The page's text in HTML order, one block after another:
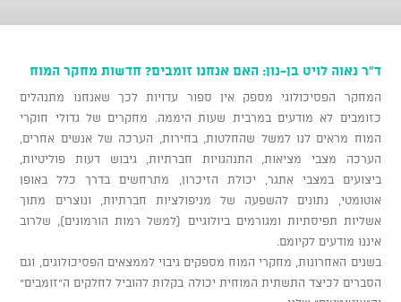
ד"ר נאוה לויט בן-נון: האם אנחנו זומבים? חדשות מחקר המוח
המחקר הפסיכולוגי מספק אין ספור עדויות לכך שאנחנו מתנהלים
כזומבים לא מודעים במרבית שעות היממה. מחקרים של גדולי חוקרי
המוח מראים לנו למשל שהחלטות, בחירות, הערכה של אנשים אחרים,
הערכה מצבי מציאות, התנהגויות חברתיות, גיבוש דעות פוליטיות,
ביצועים במצבי אתגר, יכולת הזיכרון, מתרחשים בדרך כלל באופן
אוטומטי, נתונים להשפעה של מניפולציות חברתיות, ונוצרים מתוך
אשליות תפיסתיות ומגורמים ביולוגיים (למשל רמות הורמונים), שלרוב
איננו מודעים לקיומם.
בשנים האחרונות, מחקרי המוח מספקים גיבוי לממצאים הפסיכולוגים, וגם
הסברים לכיצד התשתית המוחית יכולה בקלות להוביל לחלקים ה"זומבים"